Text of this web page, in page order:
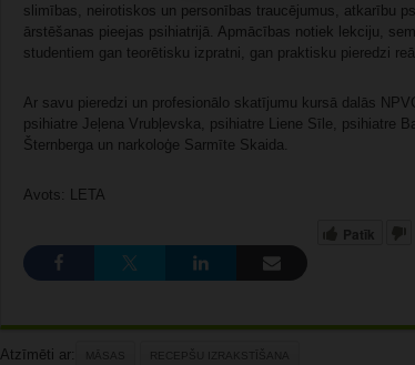
slimības, neirotiskos un personības traucējumus, atkarību
ārstēšanas pieejas psihiatrijā. Apmācības notiek lekciju,
studentiem gan teorētisku izpratni, gan praktisku pieredzi
Ar savu pieredzi un profesionālo skatījumu kursā dalās
psihiatre Jeļena Vrubļevska, psihiatre Liene Sīle, psihiatre
Šternberga un narkoloģe Sarmīte Skaida.
Avots: LETA
Patīk
Atzīmēti ar: MĀSAS RECEPŠU IZRAKSTĪŠANA